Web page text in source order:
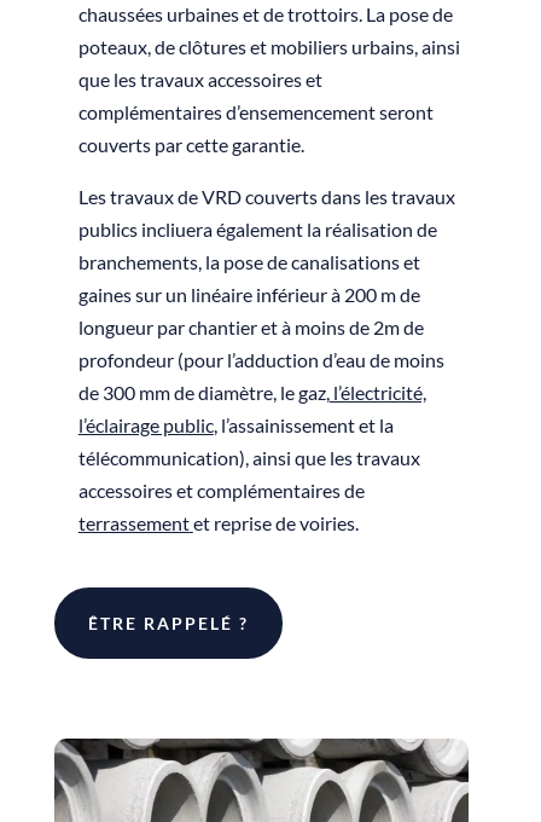
chaussées urbaines et de trottoirs. La pose de
poteaux, de clôtures et mobiliers urbains, ainsi
que les travaux accessoires et
complémentaires d’ensemencement seront
couverts par cette garantie.
Les travaux de VRD couverts dans les travaux
publics incliuera également la réalisation de
branchements, la pose de canalisations et
gaines sur un linéaire inférieur à 200 m de
longueur par chantier et à moins de 2m de
profondeur (pour l’adduction d’eau de moins
de 300 mm de diamètre, le gaz,l’électricité,
l’éclairage public, l’assainissement et la
télécommunication), ainsi que les travaux
accessoires et complémentaires de
terrassementet reprise de voiries.
ÊTRE RAPPELÉ ?